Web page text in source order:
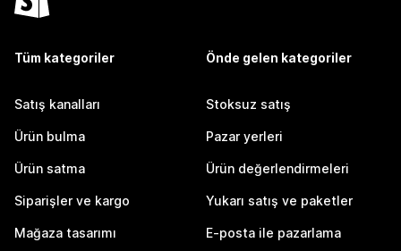
Tüm kategoriler
Satış kanalları
Ürün bulma
Ürün satma
Siparişler ve kargo
Mağaza tasarımı
Önde gelen kategoriler
Stoksuz satış
Pazar yerleri
Ürün değerlendirmeleri
Yukarı satış ve paketler
E-posta ile pazarlama